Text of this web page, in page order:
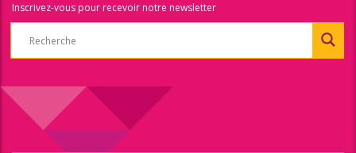
Inscrivez-vous pour recevoir notre newsletter